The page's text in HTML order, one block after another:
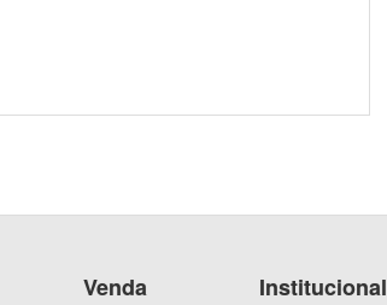
Venda Institucional